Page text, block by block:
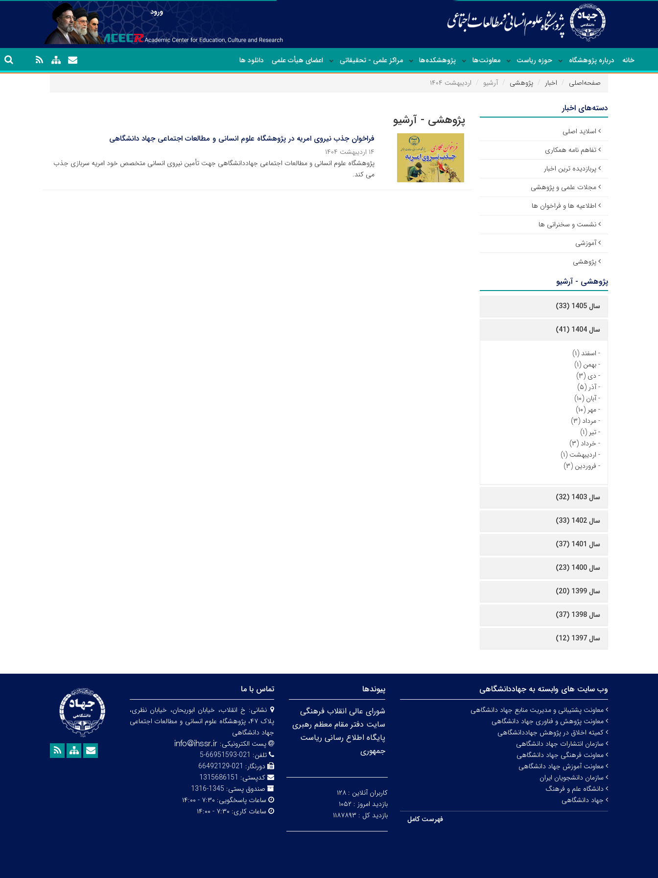
ورود
خانه درباره پژوهشگاه حوزه ریاست معاونت‌ها پژوهشکده‌ها مراکز علمی - تحقیقاتی اعضای هیأت علمی دانلود ها
صفحه‌اصلی اخبار پژوهشی آرشیو اردیبهشت ۱۴۰۴
پژوهشی - آرشیو
فراخوان جذب نیروی امریه در پژوهشگاه علوم انسانی و مطالعات اجتماعی جهاد دانشگاهی
۱۴ اردیبهشت ۱۴۰۴
پژوهشگاه علوم انسانی و مطالعات اجتماعی جهاددانشگاهی جهت تأمین نیروی انسانی متخصص خود امریه سربازی جذب
می کند.
دسته‌های اخبار
اسلاید اصلی
تفاهم نامه همکاری
پربازدیده ترین اخبار
مجلات علمی و پژوهشی
اطلاعیه ها و فراخوان ها
نشست و سخنرانی ها
آموزشی
پژوهشی
پژوهشی - آرشیو
سال 1405 (33)
سال 1404 (41)
- اسفند (۱)
-بهمن (۱)
- دی (۳)
-آذر (۵)
-آبان (۱۰)
-مهر (۱۰)
-مرداد (۳)
-تیر (۱)
- خرداد (۳)
- اردیبهشت (۱)
- فروردین (۳)
سال 1403 (32)
سال 1402 (33)
سال 1401 (37)
سال 1400 (23)
سال 1399 (20)
سال 1398 (37)
سال 1397 (12)
وب سایت های وابسته به جهاددانشگاهی
معاونت پشتیبانی و مدیریت منابع جهاد دانشگاهی
معاونت پژوهش و فناوری جهاد دانشگاهی
کمیته اخلاق در پژوهش جهاددانشگاهی
سازمان انتشارات جهاد دانشگاهی
معاونت فرهنگی جهاد دانشگاهی
معاونت آموزش جهاد دانشگاهی
سازمان دانشجویان ایران
دانشگاه علم و فرهنگ
جهاد دانشگاهی
فهرست کامل
پیوندها
شورای عالی انقلاب فرهنگی
سایت دفتر مقام معظم رهبری
پایگاه اطلاع رسانی ریاست
جمهوری
کاربران آنلاین : ۱۲۸
بازدید امروز : ۱۰۵۲
بازدید کل : ۱۱۸۷۸۹۳
تماس با ما
نشانی: خ انقلاب، خیابان ابوریحان، خیابان نظری،
پلاک ۴۷، پژوهشگاه علوم انسانی و مطالعات اجتماعی
جهاد دانشگاهی
پست الکترونیکی:
تلفن: 021-66951593-5
دورنگار: 021-66492129
کدپستی: 1315686151
صندوق پستی: 1345-1316
ساعات پاسخگویی: ۷:۳۰ - ۱۴:۰۰
ساعات کاری: ۷:۳۰ - ۱۴:۰۰